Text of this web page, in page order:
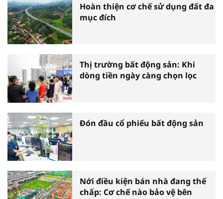
Hoàn thiện cơ chế sử dụng đất đa
mục đích
Thị trường bất động sản: Khi
dòng tiền ngày càng chọn lọc
Đón đầu cổ phiếu bất động sản
Nới điều kiện bán nhà đang thế
chấp: Cơ chế nào bảo vệ bên